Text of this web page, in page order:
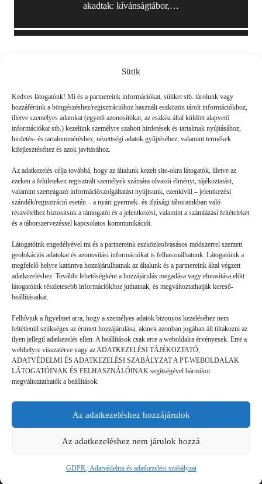
Sütik
Kedves látogatónk! Mi és a partnereink információkat, sütiket stb. tárolunk vagy
hozzáférünk a böngészéshez/regisztrációhoz használt eszközön tárolt információkhoz,
illetve személyes adatokat (egyedi azonosítókat, az eszköz által küldött alapvető
információkat stb.) kezelünk személyre szabott hirdetések és tartalmak nyújtásához,
hirdetés- és tartalomméréshez, nézettségi adatok gyűjtéséhez, valamint termékek
kifejlesztéséhez és azok javításához.
Az adatkezelés célja továbbá, hogy az általunk kezelt site-okra látogatók, illetve az
ezeken a felületeken regisztrált személyek számára olvasói élményt, tájékoztatást,
valamint szerteágazó információszolgáltatást nyújtsunk, ezenkívül – jelentkezési
szándék/regisztráció esetén – a nyári gyermek- és ifjúsági táborainkban való
részvételhez biztosítsuk a támogatói és a jelentkezési, valamint a számlázási feltételeket
és a táborszervezéssel kapcsolatos kommunikációt.
Látogatóink engedélyével mi és a partnereink eszközleolvasásos módszerrel szerzett
geolokációs adatokat és azonosítási információkat is felhasználhatunk. Látogatóink a
megfelelő helyre kattintva hozzájárulhatnak az általunk és a partnereink által végzett
adatkezeléshez. További lehetőségként a hozzájárulás megadása vagy elutasítása előtt
látogatóink részletesebb információkhoz juthatnak, és megváltoztathatják kereső-
beállításaikat.
Felhívjuk a figyelmet arra, hogy a személyes adatok bizonyos kezeléséhez nem
feltétlenül szükséges az érintett hozzájárulása, akinek azonban jogában áll tiltakozni az
ilyen jellegű adatkezelés ellen. A beállítások csak erre a weboldalra érvényesek. Erre a
webhelyre visszatérve vagy az ADATKEZELÉSI TÁJÉKOZTATÓ,
ADATVÉDELMI ÉS ADATKEZELÉSI SZABÁLYZAT A PT-WEBOLDALAK
LÁTOGATÓINAK ÉS FELHASZNÁLÓINAK segítségével bármikor
megváltoztathatók a beállítások.
Az adatkezeléshez hozzájárulok
Az adatkezeléshez nem járulok hozzá
GDPR | Adatvédelmi és adatkezelési szabályzat
akadtak: kívánságtábor,…
Friss
Volt gyors megoldás
GYEREKSZEM
B. L. élményei: Ha valaki rosszul lett, vagy valami gondja
akadt, a mókusok azonnal segítettek. (Ebben a táborban a
mókusok a táboroztatók.) Láttam olyat is, hogy valaki nem jött
ki…
legjobbtaborok.hu
GDPR | Adatvédelmi és adatkezelési
szabályzat